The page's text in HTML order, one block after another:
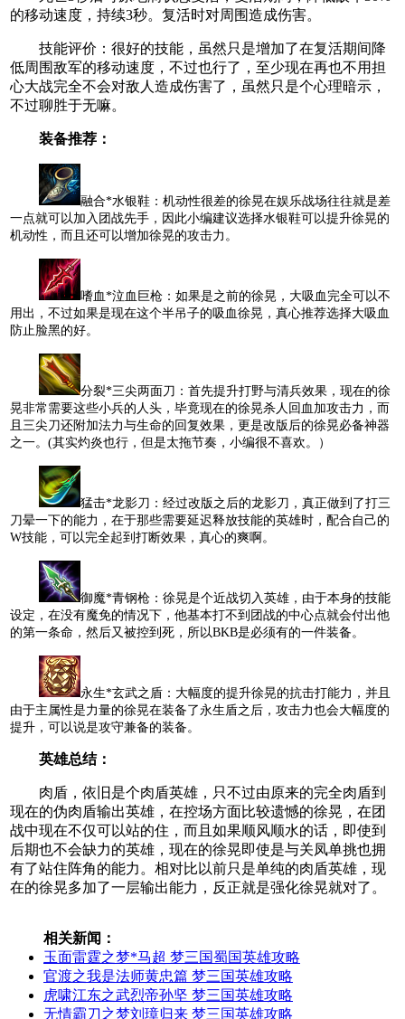
的移动速度，持续3秒。复活时对周围造成伤害。
技能评价：很好的技能，虽然只是增加了在复活期间降
低周围敌军的移动速度，不过也行了，至少现在再也不用担
心大战完全不会对敌人造成伤害了，虽然只是个心理暗示，
不过聊胜于无嘛。
装备推荐：
融合*水银鞋：机动性很差的徐晃在娱乐战场往往就是差
一点就可以加入团战先手，因此小编建议选择水银鞋可以提升徐晃的
机动性，而且还可以增加徐晃的攻击力。
嗜血*泣血巨枪：如果是之前的徐晃，大吸血完全可以不
用出，不过如果是现在这个半吊子的吸血徐晃，真心推荐选择大吸血
防止脸黑的好。
分裂*三尖两面刀：首先提升打野与清兵效果，现在的徐
晃非常需要这些小兵的人头，毕竟现在的徐晃杀人回血加攻击力，而
且三尖刀还附加法力与生命的回复效果，更是改版后的徐晃必备神器
之一。(其实灼炎也行，但是太拖节奏，小编很不喜欢。）
猛击*龙影刀：经过改版之后的龙影刀，真正做到了打三
刀晕一下的能力，在于那些需要延迟释放技能的英雄时，配合自己的
W技能，可以完全起到打断效果，真心的爽啊。
御魔*青钢枪：徐晃是个近战切入英雄，由于本身的技能
设定，在没有魔免的情况下，他基本打不到团战的中心点就会付出他
的第一条命，然后又被控到死，所以BKB是必须有的一件装备。
永生*玄武之盾：大幅度的提升徐晃的抗击打能力，并且
由于主属性是力量的徐晃在装备了永生盾之后，攻击力也会大幅度的
提升，可以说是攻守兼备的装备。
英雄总结：
肉盾，依旧是个肉盾英雄，只不过由原来的完全肉盾到
现在的伪肉盾输出英雄，在控场方面比较遗憾的徐晃，在团
战中现在不仅可以站的住，而且如果顺风顺水的话，即使到
后期也不会缺力的英雄，现在的徐晃即使是与关凤单挑也拥
有了站住阵角的能力。相对比以前只是单纯的肉盾英雄，现
在的徐晃多加了一层输出能力，反正就是强化徐晃就对了。
相关新闻：
玉面雷霆之梦*马超 梦三国蜀国英雄攻略
官渡之我是法师黄忠篇 梦三国英雄攻略
虎啸江东之武烈帝孙坚 梦三国英雄攻略
无情霸刀之梦刘璋归来 梦三国英雄攻略